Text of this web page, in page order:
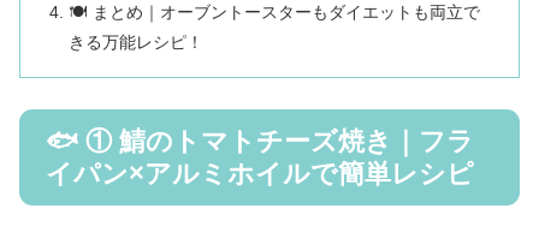
🍽 まとめ｜オーブントースターもダイエットも両立で
きる万能レシピ！
🐟 ① 鯖のトマトチーズ焼き｜フラ
イパン×アルミホイルで簡単レシピ